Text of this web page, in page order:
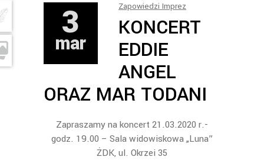
3
mar
Zapowiedzi Imprez
KONCERT
EDDIE
ANGEL
ORAZ MAR TODANI
Zapraszamy na koncert 21.03.2020 r.-
godz. 19.00 – Sala widowiskowa „Luna”
ŻDK, ul. Okrzei 35